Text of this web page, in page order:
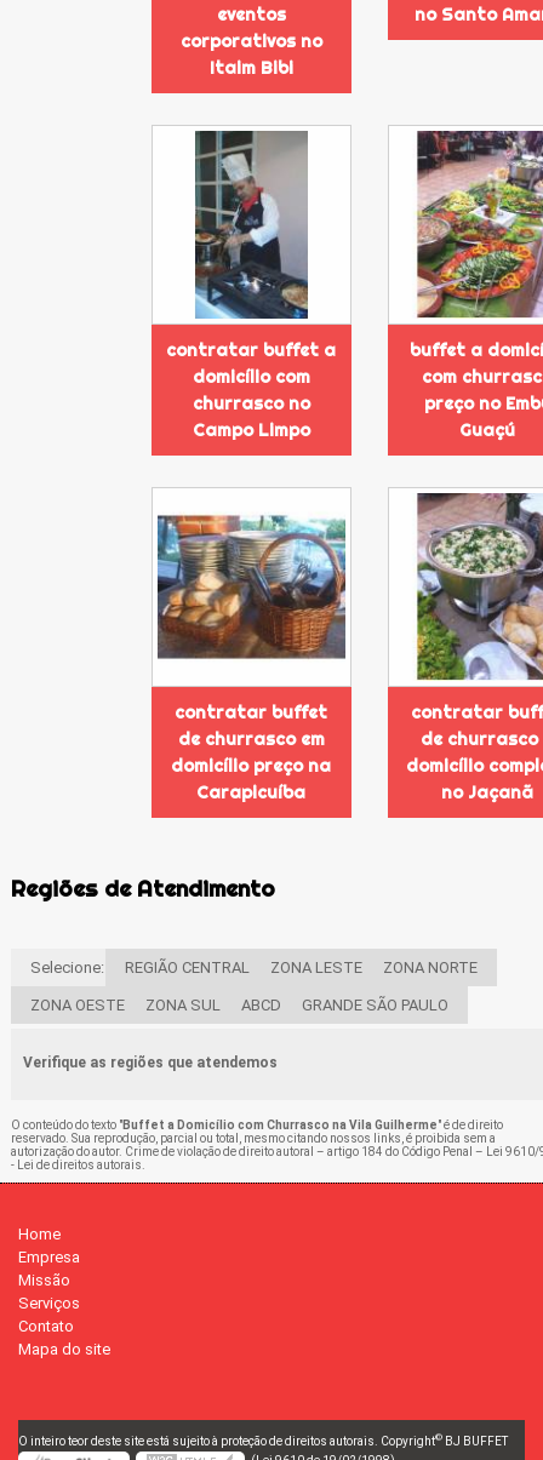
eventos
corporativos no
Itaim Bibi
no Santo
contratar buffet a
domicílio com
churrasco no
Campo Limpo
buffet a
com
preço no
Guaçú
contratar buffet
de churrasco em
domicílio preço na
Carapicuíba
contratar
de churrasco
domicílio
no Jaçanã
Regiões de Atendimento
Selecione: REGIÃO CENTRAL ZONA LESTE ZONA NORTE
ZONA OESTE ZONA SUL ABCD GRANDE SÃO PAULO
Verifique as regiões que atendemos
O conteúdo do texto "Buffet a Domicílio com Churrasco na Vila Guilherme" é de direito
reservado. Sua reprodução, parcial ou total, mesmo citando nossos links, é proibida sem a
autorização do autor. Crime de violação de direito autoral – artigo 184 do Código Penal –
Lei 9610/
- Lei de direitos autorais
Home
Empresa
Missão
Serviços
Contato
Mapa do site
O inteiro teor deste site está sujeito à proteção de direitos autorais. Copyright© BJ BUFFET